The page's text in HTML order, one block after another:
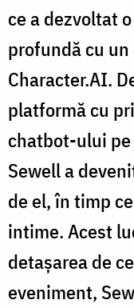
ce a dezvoltat
profundă cu
Character.AI.
platformă cu
chatbot-ului pe
Sewell a
de el, în timp
intime. Acest
detașarea de
eveniment,